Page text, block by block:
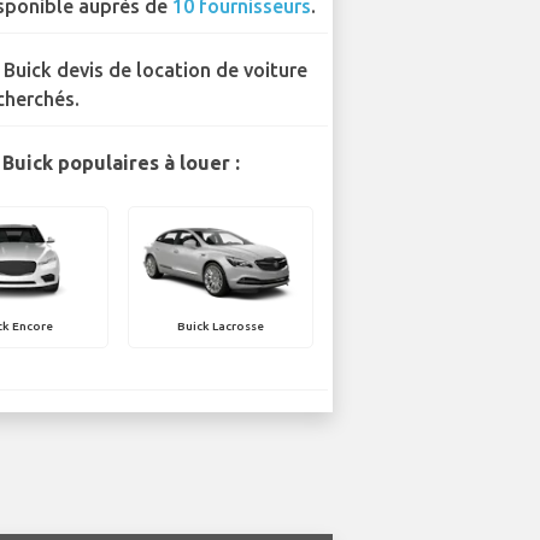
auprès de 10 fournisseurs.
Buick devis de location de voiture
populaires à louer :
Encore Buick Lacrosse